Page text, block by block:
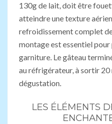
130g de lait, doit être
atteindre une texture
refroidissement complet
montage est essentiel
garniture. Le gâteau
au réfrigérateur, à sortir 20
dégustation.
LES ÉLÉMENTS